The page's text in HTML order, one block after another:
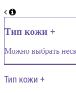
Тип кожи +
Можно выбрать
Тип кожи +